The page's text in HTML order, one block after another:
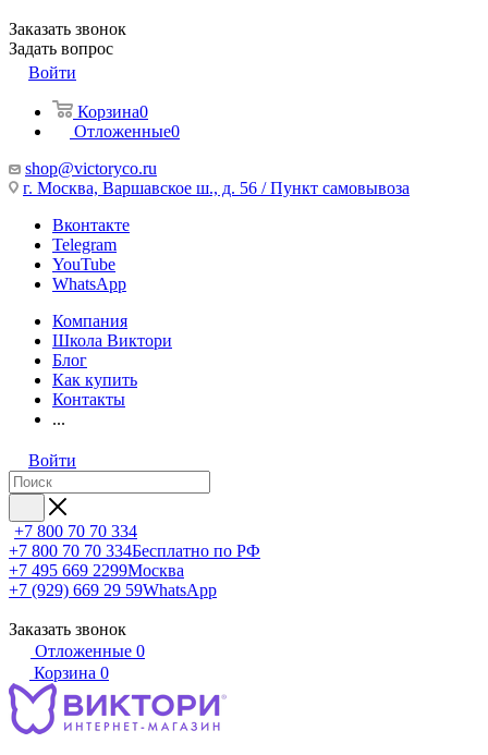
Заказать звонок
Задать вопрос
Войти
Корзина0
Отложенные0
shop@victoryco.ru
г. Москва, Варшавское ш., д. 56 / Пункт самовывоза
Вконтакте
Telegram
YouTube
WhatsApp
Компания
Школа Виктори
Блог
Как купить
Контакты
...
Войти
+7 800 70 70 334
+7 800 70 70 334Бесплатно по РФ
+7 495 669 2299Москва
+7 (929) 669 29 59WhatsApp
Заказать звонок
Отложенные 0
Корзина 0